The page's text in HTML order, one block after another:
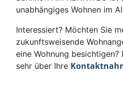
unabhängiges Wohnen im
Interessiert? Möchten Sie
zukunftsweisende
eine Wohnung
sehr über Ihre